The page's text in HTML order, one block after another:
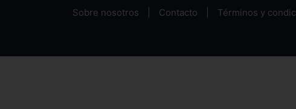
Sobre nosotros Contacto Términos y